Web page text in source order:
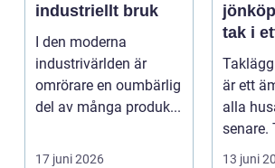
industriellt bruk
I den moderna
industrivärlden är
omrörare en oumbärlig
del av många produk...
17 juni 2026
jönköping
tak i
är ett
alla
senare.
viktiga...
13 juni